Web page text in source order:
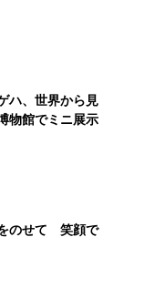
ハ、世界から見
物館でミニ展示
のせて 笑顔で